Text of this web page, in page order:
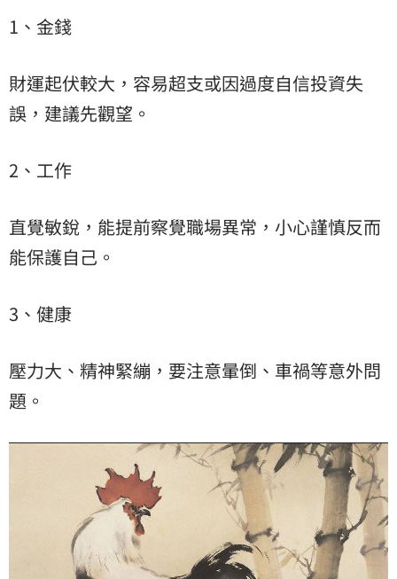
1、金錢
財運起伏較大，容易超支或因過度自信投資失
誤，建議先觀望。
2、工作
直覺敏銳，能提前察覺職場異常，小心謹慎反而
能保護自己。
3、健康
壓力大、精神緊繃，要注意暈倒、車禍等意外問
題。